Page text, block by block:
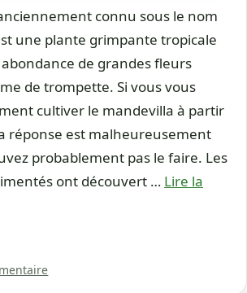
connu sous le nom
une plante grimpante tropicale
de grandes fleurs
de trompette. Si vous vous
cultiver le mandevilla à partir
réponse est malheureusement
probablement pas le faire. Les
ont découvert … Lire la